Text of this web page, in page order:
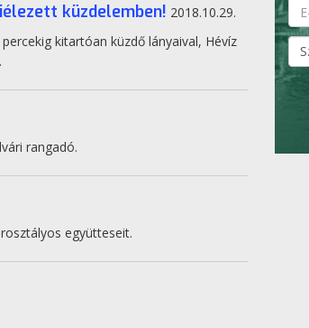
küzdelemben! 2018.10.29.
kitartóan küzdő lányaival, Hévíz
rangadó.
együtteseit.